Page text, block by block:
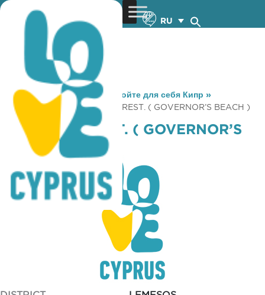
RU
You are here: Home »Откройте для себя Кипр »
Gastronomy
» KALYMNOS REST. ( GOVERNOR’S BEACH )
KALYMNOS REST. ( GOVERNOR’S
BEACH )